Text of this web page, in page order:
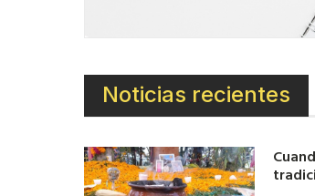
Noticias recientes